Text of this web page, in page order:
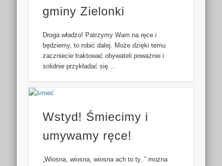
gminy Zielonki
Droga władzo! Patrzymy Wam na ręce i
będziemy, to robić dalej. Może dzięki temu
zaczniecie traktować obywateli poważnie i
solidnie przykładać się …
Wstyd! Śmiecimy i
umywamy ręce!
„Wiosna, wiosna, wiosna ach to ty..” można